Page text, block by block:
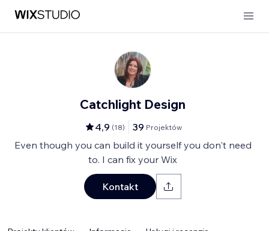
Catchlight Design
4,9 (18) 39 Projektów
Even though you can build it yourself you don't need
to. I can fix your Wix
Kontakt